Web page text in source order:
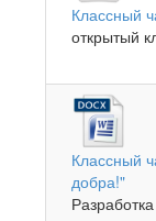
Классный
открытый
Классный
добра!"